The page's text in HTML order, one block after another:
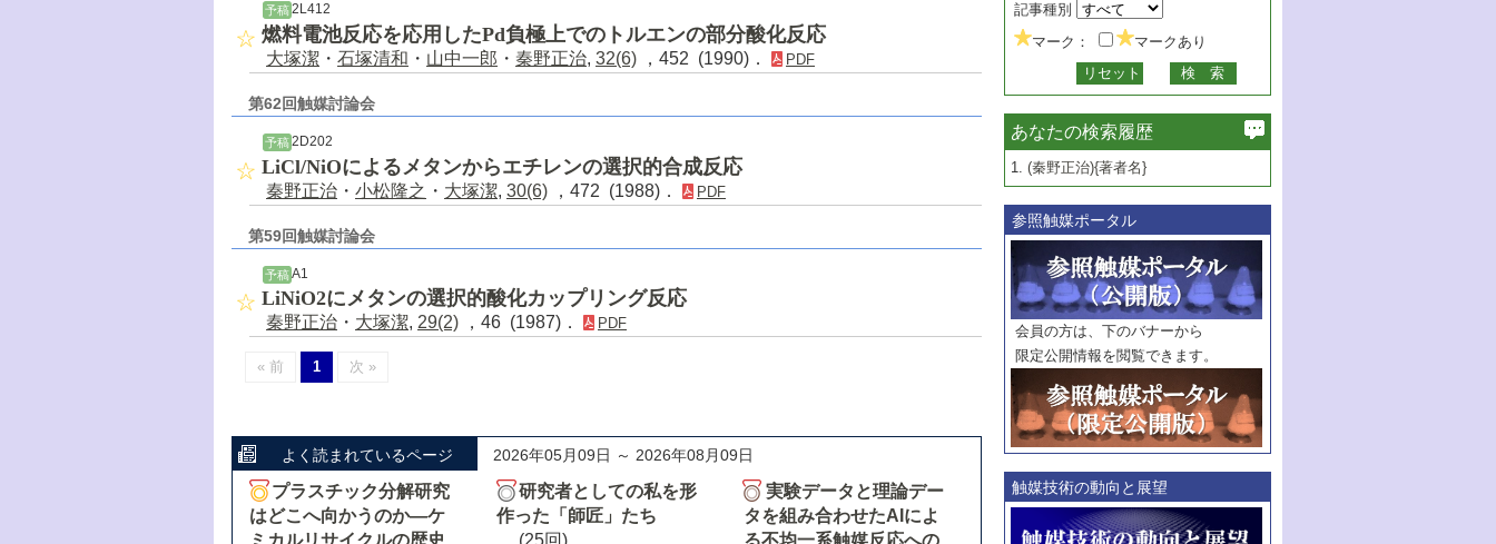
予稿 2L412
燃料電池反応を応用したPd負極上でのトルエンの部分酸化反応
大塚潔 ・ 石塚清和 ・ 山中一郎 ・ 秦野正治, 32(6) ，452 (1990)． PDF
第62回触媒討論会
予稿 2D202
LiCl/NiOによるメタンからエチレンの選択的合成反応
秦野正治 ・ 小松隆之 ・ 大塚潔, 30(6) ，472 (1988)． PDF
第59回触媒討論会
予稿 A1
LiNiO2にメタンの選択的酸化カップリング反応
秦野正治 ・ 大塚潔, 29(2) ，46 (1987)． PDF
« 前 1 次 »
よく読まれているページ 2026年05月09日 ～ 2026年08月09日
プラスチック分解研究
はどこへ向かうのか―ケ
研究者としての私を形
作った「師匠」たち
実験データと理論デー
タを組み合わせたAIによ
記事種別
マーク：
マークあり
あなたの検索履歴
1. (秦野正治){著者名}
参照触媒ポータル
会員の方は、下のバナーから
限定公開情報を閲覧できます。
触媒技術の動向と展望